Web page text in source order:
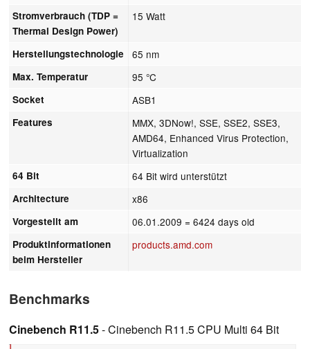
Stromverbrauch (TDP =
Thermal Design Power)
15 Watt
Herstellungstechnologie 65 nm
Max. Temperatur 95 °C
Socket ASB1
Features
MMX, 3DNow!, SSE, SSE2, SSE3,
AMD64, Enhanced Virus Protection,
Virtualization
64 Bit 64 Bit wird unterstützt
Architecture x86
Vorgestellt am 06.01.2009 = 6424 days old
Produktinformationen
beim Hersteller
products.amd.com
Benchmarks
Cinebench R11.5- Cinebench R11.5 CPU Multi 64 Bit